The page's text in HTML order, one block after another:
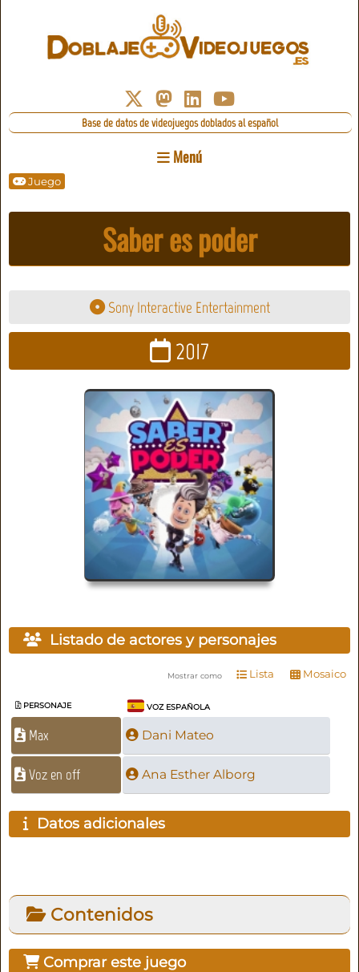
Base de datos de videojuegos doblados al español
Menú
Juego
Saber es poder
Sony Interactive Entertainment
2017
Listado de actores y personajes
Mostrar como Lista Mosaico
PERSONAJE VOZ ESPAÑOLA
Max Dani Mateo
Voz en off Ana Esther Alborg
Datos adicionales
Contenidos
Comprar este juego